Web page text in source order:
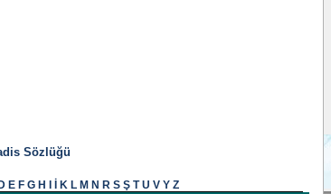
Sözlüğü
D E F G H K L M N R S Ş T U V Y Z